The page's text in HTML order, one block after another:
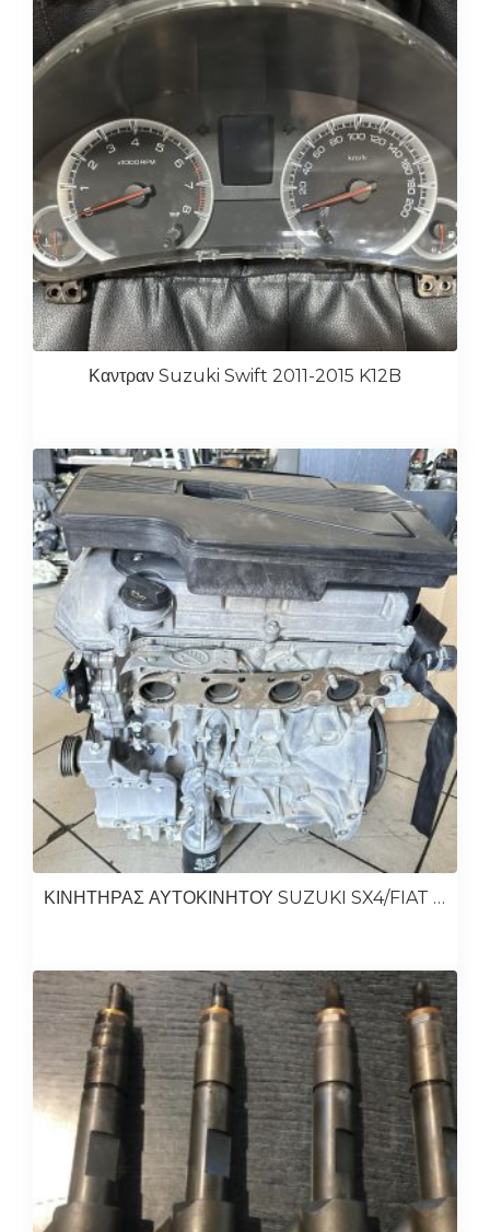
Καντραν Suzuki Swift 2011-2015 K12B
ΚΙΝΗΤΗΡΑΣ ΑΥΤΟΚΙΝΗΤΟΥ SUZUKI SX4/FIAT SEDICI 2006-2011 M16A 1.6